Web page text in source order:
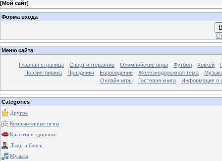
[Мой сайт]
Форма входа
Меню сайта
Главная страница Спорт интерактив Олимпийские игры Футбол Хоккей
Поэзия-лирика
Праздники Евровидение Железнодорожная тема
Онлайн игры
Гостевая книга Информация о
Categories
Другое
Компьютерные игры
Красота и здоровье
Люди и блоги
Музыка